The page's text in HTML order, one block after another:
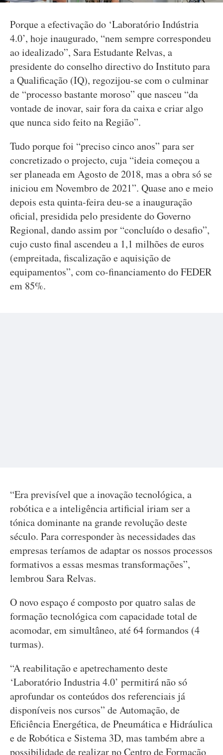
Porque a efectivação do ‘Laboratório Indústria
4.0’, hoje inaugurado, “nem sempre correspondeu
ao idealizado”, Sara Estudante Relvas, a
presidente do conselho directivo do Instituto para
a Qualificação (IQ), regozijou-se com o culminar
de “processo bastante moroso” que nasceu “da
vontade de inovar, sair fora da caixa e criar algo
que nunca sido feito na Região”.
Tudo porque foi “preciso cinco anos” para ser
concretizado o projecto, cuja “ideia começou a
ser planeada em Agosto de 2018, mas a obra só se
iniciou em Novembro de 2021”. Quase ano e meio
depois esta quinta-feira deu-se a inauguração
oficial, presidida pelo presidente do Governo
Regional, dando assim por “concluído o desafio”,
cujo custo final ascendeu a 1,1 milhões de euros
(empreitada, fiscalização e aquisição de
equipamentos”, com co-financiamento do FEDER
em 85%.
“Era previsível que a inovação tecnológica, a
robótica e a inteligência artificial iriam ser a
tónica dominante na grande revolução deste
século. Para corresponder às necessidades das
empresas teríamos de adaptar os nossos processos
formativos a essas mesmas transformações”,
lembrou Sara Relvas.
O novo espaço é composto por quatro salas de
formação tecnológica com capacidade total de
acomodar, em simultâneo, até 64 formandos (4
turmas).
“A reabilitação e apetrechamento deste
‘Laboratório Industria 4.0’ permitirá não só
aprofundar os conteúdos dos referenciais já
disponíveis nos cursos” de Automação, de
Eficiência Energética, de Pneumática e Hidráulica
e de Robótica e Sistema 3D, mas também abre a
possibilidade de realizar no Centro de Formação